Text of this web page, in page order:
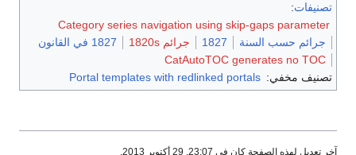
تصنيفات:
Category series navigation using skip-gaps parameter
جرائم حسب السنة
1827 جرائم 1820s
1827 في القانون
CatAutoTOC generates no TOC
تصنيف مخفي: Portal templates with redlinked portals
آخر تعديل لهذه الصفحة كان في 23:07, 29 أكتوبر 2013.